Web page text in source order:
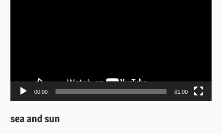
00:00 01:00
sea and sun